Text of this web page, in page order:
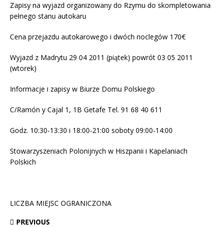
Zapisy na wyjazd organizowany do Rzymu do skompletowania
pełnego stanu autokaru
Cena przejazdu autokarowego i dwóch noclegów 170€
Wyjazd z Madrytu 29 04 2011 (piątek) powrót 03 05 2011
(wtorek)
Informacje i zapisy w Biurze Domu Polskiego
C/Ramón y Cajal 1, 1B Getafe Tel. 91 68 40 611
Godz. 10:30-13:30 i 18:00-21:00 soboty 09:00-14:00
Stowarzyszeniach Polonijnych w Hiszpanii i Kapelaniach
Polskich
LICZBA MIEJSC OGRANICZONA
PREVIOUS